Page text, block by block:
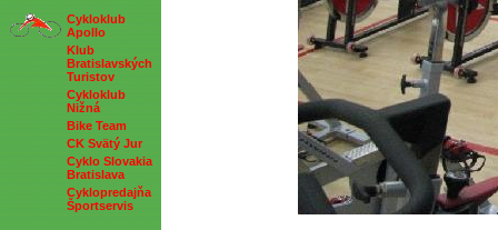
Cykloklub
Apollo
Klub
Bratislavských
Turistov
Cykloklub
Nižná
Bike Team
CK Svätý Jur
Cyklo Slovakia
Bratislava
Cyklopredajňa
Športservis